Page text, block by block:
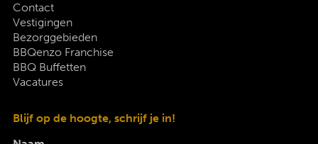
Contact
Vestigingen
Bezorggebieden
BBQenzo Franchise
BBQ Buffetten
Vacatures
Blijf op de hoogte, schrijf je in!